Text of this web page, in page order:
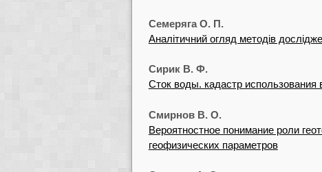
Семеряга О. П.
Аналітичний огляд методів
Сирик В. Ф.
Сток воды. кадастр использования
Смирнов В. О.
Вероятностное понимание роли
геофизических параметров